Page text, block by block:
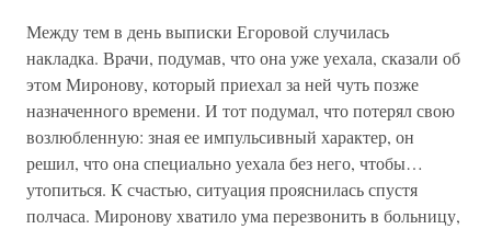
Между тем в день выписки Егоровой случилась
накладка. Врачи, подумав, что она уже уехала, сказали об
этом Миронову, который приехал за ней чуть позже
назначенного времени. И тот подумал, что потерял свою
возлюбленную: зная ее импульсивный характер, он
решил, что она специально уехала без него, чтобы…
утопиться. К счастью, ситуация прояснилась спустя
полчаса. Миронову хватило ума перезвонить в больницу,